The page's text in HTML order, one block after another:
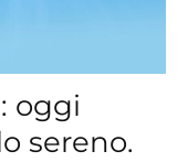
oggi
sereno.